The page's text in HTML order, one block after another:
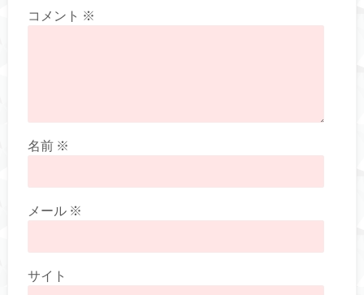
コメント ※
名前 ※
メール ※
サイト